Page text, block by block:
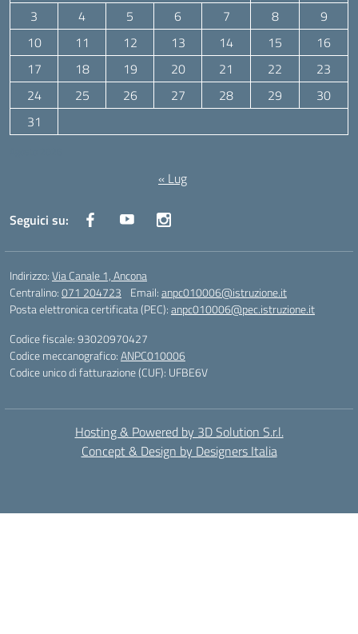
3
4 5 6 7 8
9
10
11 12 13 14 15
16
17
18 19 20 21 22
23
24
25 26 27 28 29
30
31
« Lug
Seguici su:
Indirizzo:Via Canale 1, Ancona
Centralino:071 204723 Email:anpc010006@istruzione.it
Posta elettronica certificata (PEC):anpc010006@pec.istruzione.it
Codice fiscale: 93020970427
Codice meccanografico:ANPC010006
Codice unico di fatturazione (CUF): UFBE6V
Hosting & Powered by 3D Solution S.r.l.
Concept & Design by Designers Italia